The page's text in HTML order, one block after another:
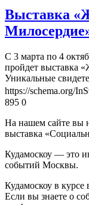
Выставка
С 3 марта по 4
пройдет выставка
Уникальные
https://schema.org/
895 0
На нашем сайте вы
выставка
Кудамоскоу — это
событий Москвы.
Кудамоскоу в
Если вы знаете о